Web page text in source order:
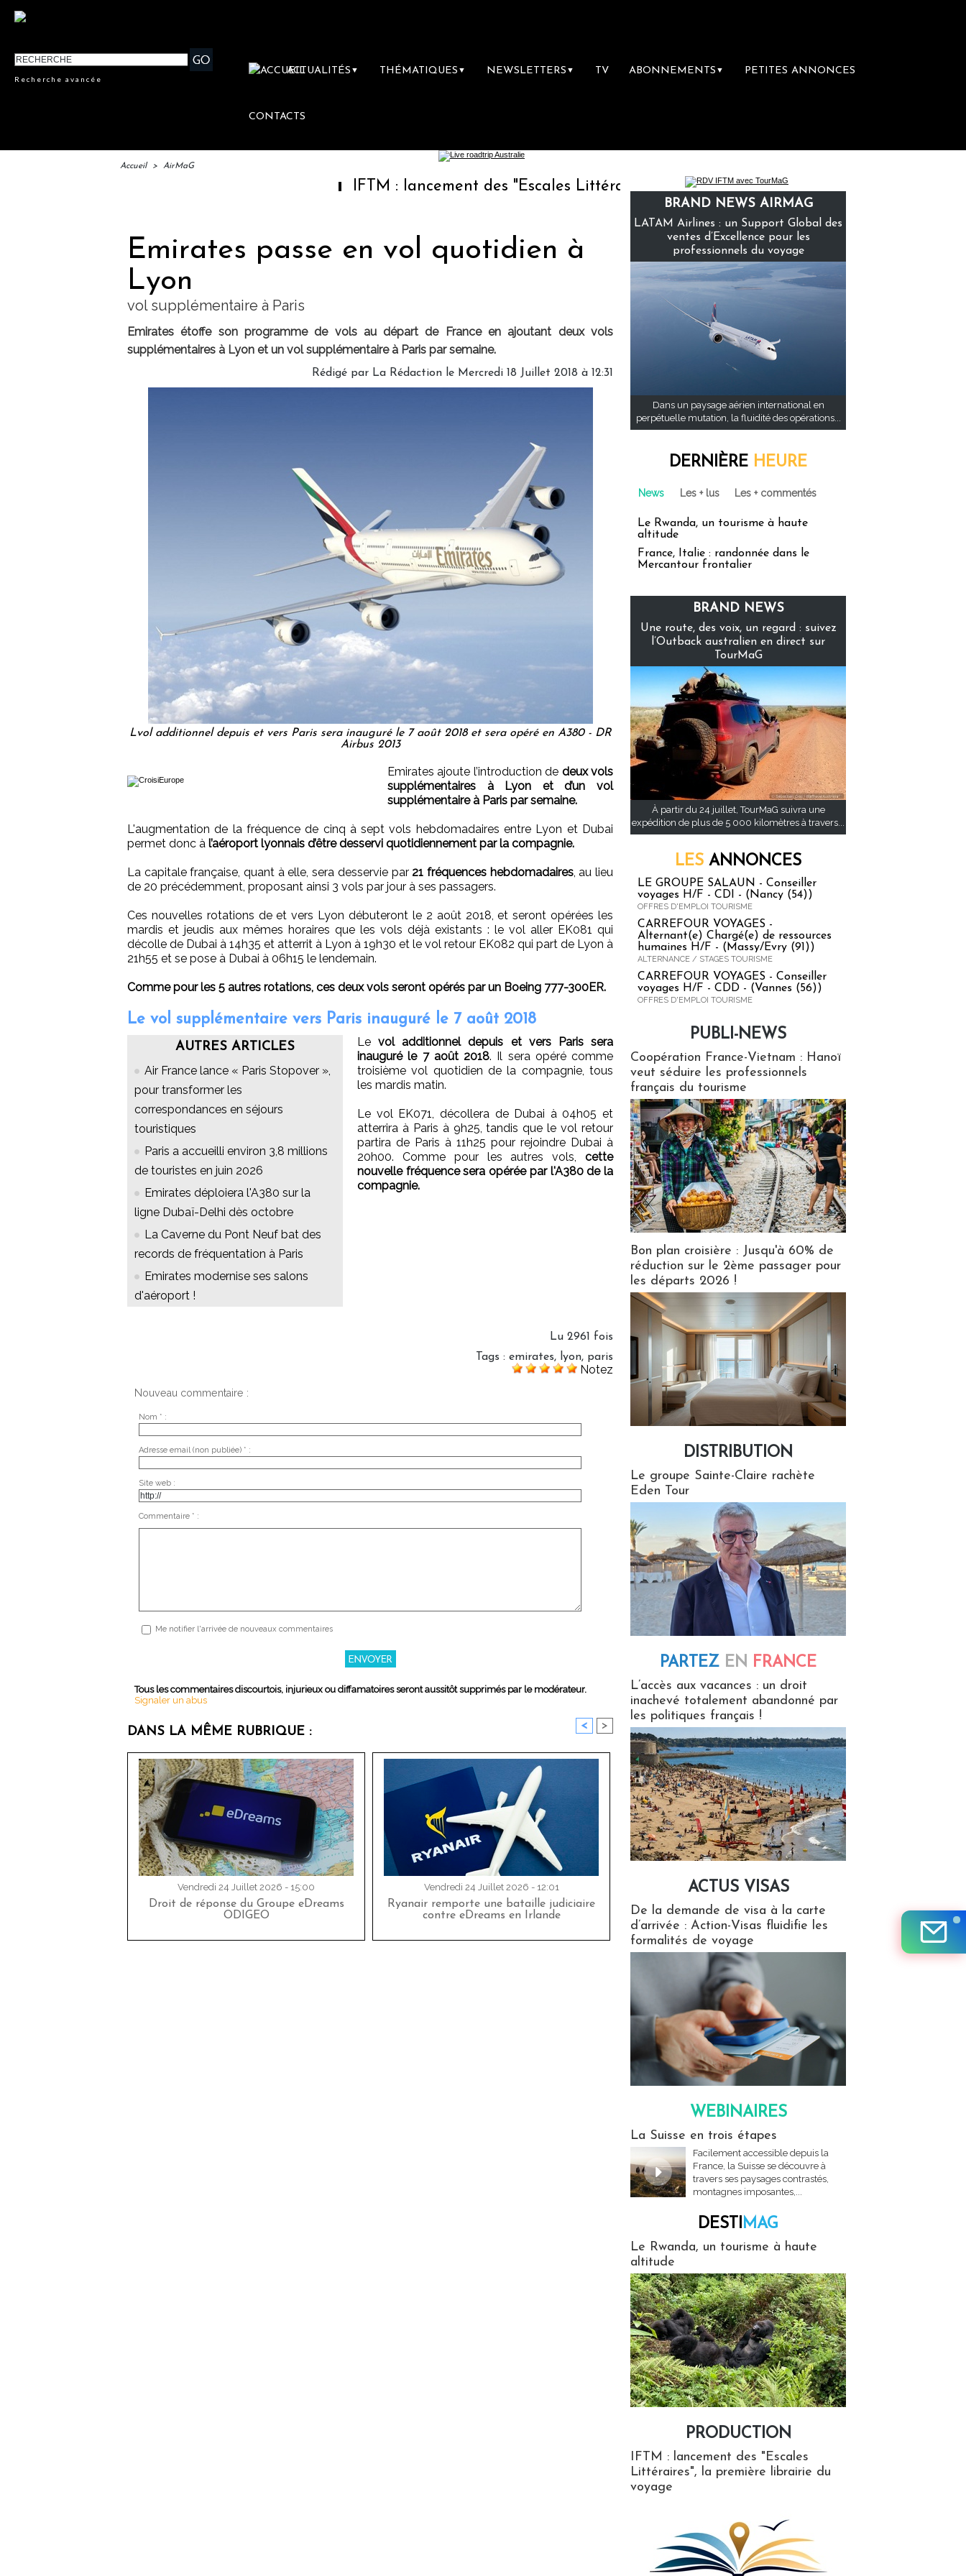
Recherche avancée
ACTUALITÉS ▼ THÉMATIQUES ▼ NEWSLETTERS ▼ TV ABONNEMENTS ▼ PETITES ANNONCES
CONTACTS
Accueil > AirMaG
IFTM : lancement des "Escales Littéraires", la première librairie du voyage
Emirates passe en vol quotidien à
Lyon
vol supplémentaire à Paris
Emirates étoffe son programme de vols au départ de France en ajoutant deux vols
supplémentaires à Lyon et un vol supplémentaire à Paris par semaine.
Rédigé par La Rédaction le Mercredi 18 Juillet 2018 à 12:31
Lvol additionnel depuis et vers Paris sera inauguré le 7 août 2018 et sera opéré en A380 - DR
Airbus 2013
Emirates ajoute l’introduction de deux vols
supplémentaires à Lyon et d’un vol
supplémentaire à Paris par semaine.
L'augmentation de la fréquence de cinq à sept vols hebdomadaires entre Lyon et Dubai
permet donc à l’aéroport lyonnais d’être desservi quotidiennement par la compagnie.
La capitale française, quant à elle, sera desservie par 21 fréquences hebdomadaires, au lieu
de 20 précédemment, proposant ainsi 3 vols par jour à ses passagers.
Ces nouvelles rotations de et vers Lyon débuteront le 2 août 2018, et seront opérées les
mardis et jeudis aux mêmes horaires que les vols déjà existants : le vol aller EK081 qui
décolle de Dubai à 14h35 et atterrit à Lyon à 19h30 et le vol retour EK082 qui part de Lyon à
21h55 et se pose à Dubai à 06h15 le lendemain.
Comme pour les 5 autres rotations, ces deux vols seront opérés par un Boeing 777-300ER.
Le vol supplémentaire vers Paris inauguré le 7 août 2018
AUTRES ARTICLES
Air France lance « Paris Stopover »,
pour transformer les
correspondances en séjours
touristiques
Paris a accueilli environ 3,8 millions
de touristes en juin 2026
Emirates déploiera l'A380 sur la
ligne Dubaï-Delhi dès octobre
La Caverne du Pont Neuf bat des
records de fréquentation à Paris
Emirates modernise ses salons
d'aéroport !
Levol additionnel depuis et vers Paris sera
inauguré le 7 août 2018. Il sera opéré comme
troisième vol quotidien de la compagnie, tous
les mardis matin.
Le vol EK071, décollera de Dubai à 04h05 et
atterrira à Paris à 9h25, tandis que le vol retour
partira de Paris à 11h25 pour rejoindre Dubai à
20h00. Comme pour les autres vols, cette
nouvelle fréquence sera opérée par l'A380 de la
compagnie.
Lu 2961 fois
Tags : emirates, lyon, paris
Notez
Nouveau commentaire :
Nom * :
Adresse email (non publiée) * :
Site web :
Commentaire * :
Me notifier l'arrivée de nouveaux commentaires
Tous les commentaires discourtois, injurieux ou diffamatoires seront aussitôt supprimés par le modérateur.
Signaler un abus
DANS LA MÊME RUBRIQUE : < >
Vendredi 24 Juillet 2026 - 15:00
Droit de réponse du Groupe eDreams
ODIGEO
Vendredi 24 Juillet 2026 - 12:01
Ryanair remporte une bataille judiciaire
contre eDreams en Irlande
BRAND NEWS AIRMAG
LATAM Airlines : un Support Global des
ventes d’Excellence pour les
professionnels du voyage
Dans un paysage aérien international en
perpétuelle mutation, la fluidité des opérations...
DERNIÈRE HEURE
News Les + lus Les + commentés
Le Rwanda, un tourisme à haute
altitude
France, Italie : randonnée dans le
Mercantour frontalier
BRAND NEWS
Une route, des voix, un regard : suivez
l’Outback australien en direct sur
TourMaG
À partir du 24 juillet, TourMaG suivra une
expédition de plus de 5 000 kilomètres à travers...
LES ANNONCES
LE GROUPE SALAUN - Conseiller
voyages H/F - CDI - (Nancy (54))
OFFRES D'EMPLOI TOURISME
CARREFOUR VOYAGES -
Alternant(e) Chargé(e) de ressources
humaines H/F - (Massy/Evry (91))
ALTERNANCE / STAGES TOURISME
CARREFOUR VOYAGES - Conseiller
voyages H/F - CDD - (Vannes (56))
OFFRES D'EMPLOI TOURISME
PUBLI-NEWS
Coopération France-Vietnam : Hanoï
veut séduire les professionnels
français du tourisme
Bon plan croisière : Jusqu'à 60% de
réduction sur le 2ème passager pour
les départs 2026 !
DISTRIBUTION
Le groupe Sainte-Claire rachète
Eden Tour
PARTEZ EN FRANCE
L’accès aux vacances : un droit
inachevé totalement abandonné par
les politiques français !
ACTUS VISAS
De la demande de visa à la carte
d’arrivée : Action-Visas fluidifie les
formalités de voyage
WEBINAIRES
La Suisse en trois étapes
Facilement accessible depuis la
France, la Suisse se découvre à
travers ses paysages contrastés,
montagnes imposantes,...
DESTIMAG
Le Rwanda, un tourisme à haute
altitude
PRODUCTION
IFTM : lancement des "Escales
Littéraires", la première librairie du
voyage